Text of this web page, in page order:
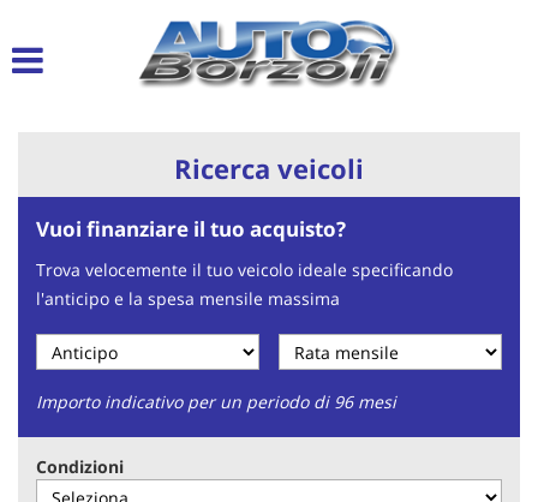
Ricerca veicoli
Vuoi finanziare il tuo acquisto?
Trova velocemente il tuo veicolo ideale specificando
l'anticipo e la spesa mensile massima
Importo indicativo per un periodo di 96 mesi
Condizioni
Le
tue
pannello
consente
di
esprimere
tue
preferenze
alle